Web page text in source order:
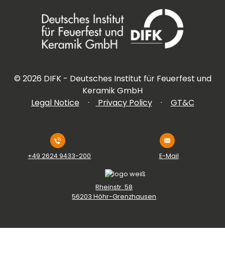
© 2026 DIFK - Deutsches Institut für Feuerfest und
Keramik GmbH
Legal Notice
· Privacy Policy · GT&C
+49 2624 9433-200 E-Mail
Rheinstr. 58
56203 Höhr-Grenzhausen